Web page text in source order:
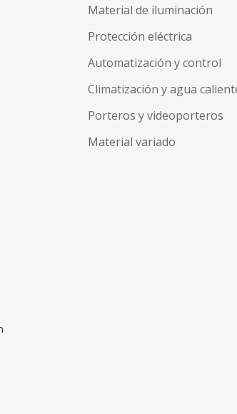
Material de iluminación
Protección eléctrica
Automatización y control
Climatización y agua
Porteros y videoporteros
Material variado